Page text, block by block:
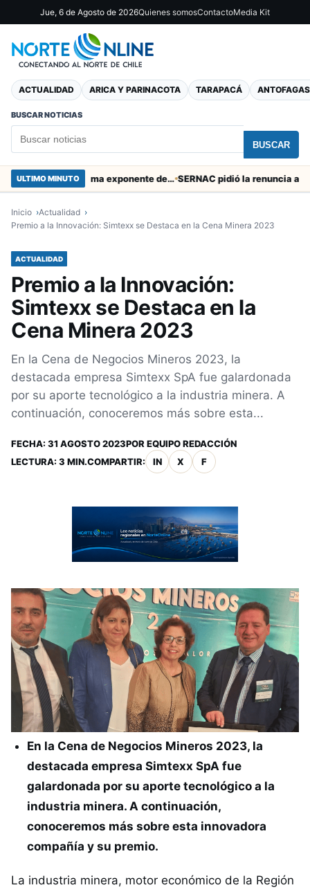
Jue, 6 de Agosto de 2026Quienes somosContactoMedia Kit
ACTUALIDAD ARICA Y PARINACOTA TARAPACÁ
BUSCAR NOTICIAS
BUSCAR
ULTIMO MINUTO Murió tacneña Charito Mistral máxima exponente de la música criolla durante 50 años
Inicio
Actualidad
Premio a la Innovación: Simtexx se Destaca en la Cena Minera 2023
ACTUALIDAD
Premio a la Innovación:
Simtexx se Destaca en la
Cena Minera 2023
En la Cena de Negocios Mineros 2023, la
destacada empresa Simtexx SpA fue galardonada
por su aporte tecnológico a la industria minera. A
continuación, conoceremos más sobre esta...
FECHA: 31 AGOSTO 2023POR EQUIPO REDACCIÓN
LECTURA: 3 MIN.COMPARTIR: IN X F
En la Cena de Negocios Mineros 2023, la
destacada empresa Simtexx SpA fue
galardonada por su aporte tecnológico a la
industria minera. A continuación,
conoceremos más sobre esta innovadora
compañía y su premio.
La industria minera, motor económico de la Región